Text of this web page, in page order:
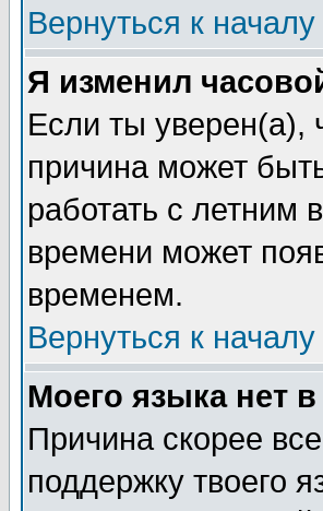
Вернуться к началу
Я изменил
Если ты уверен(а),
причина может
работать с летним
времени может
временем.
Вернуться к началу
Моего языка нет в
Причина скорее
поддержку твоего